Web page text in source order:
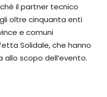
il partner tecnico
oltre cinquanta enti
e comuni
Solidale, che hanno
scopo dell’evento.